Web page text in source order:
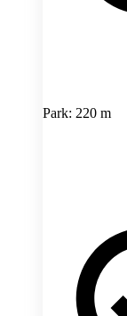
Park: 220 m